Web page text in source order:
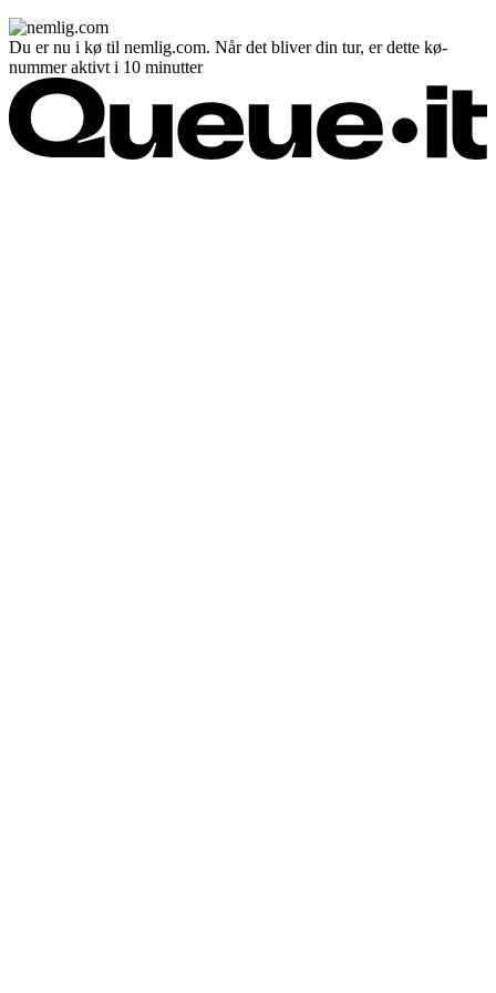
Du er nu i kø til nemlig.com. Når det bliver din tur, er dette kø-
nummer aktivt i 10 minutter